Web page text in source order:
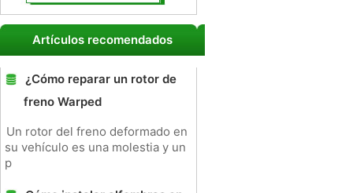
Artículos recomendados
¿Cómo reparar un rotor de
freno Warped
Un rotor del freno deformado en
su vehículo es una molestia y un
p